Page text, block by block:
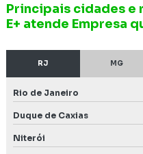
Investigação
Investigação de passivo
Investigação de passivo
combustíveis
Levantamento de fauna
Principais cidades e
E+ atende Empresa
RJ MG
Rio de Janeiro
Duque de Caxias
Niterói